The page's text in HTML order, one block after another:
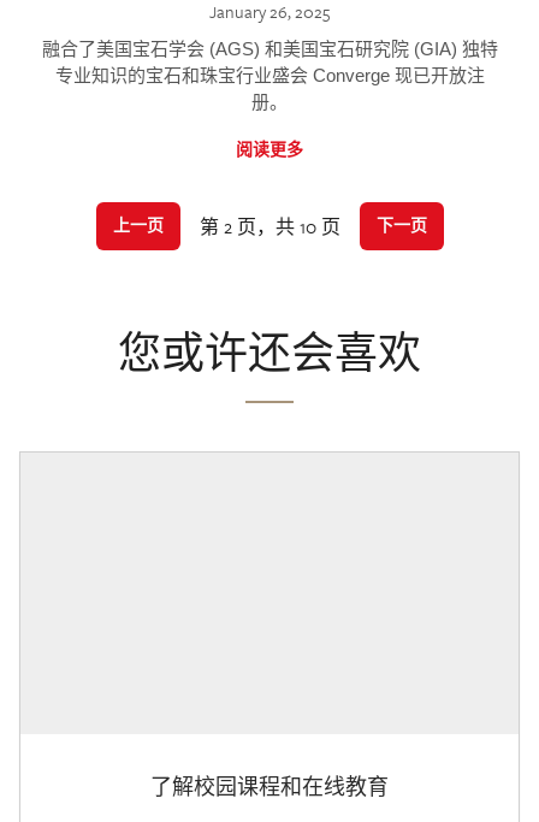
January 26, 2025
融合了美国宝石学会 (AGS) 和美国宝石研究院 (GIA) 独特
专业知识的宝石和珠宝行业盛会 Converge 现已开放注
册。
阅读更多
上一页 第 2 页，共 10 页 下一页
您或许还会喜欢
了解校园课程和在线教育